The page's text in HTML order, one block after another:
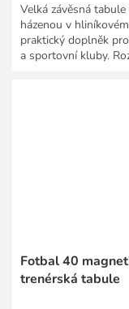
Velká závěsná tabule
házenou v
praktický doplněk
a sportovní kluby.
Fotbal 40
trenérská tabule